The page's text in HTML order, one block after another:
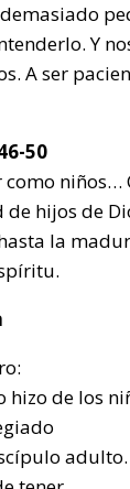
Y
A ser
50
como niños…
hijos de
la
hizo de los
adulto.